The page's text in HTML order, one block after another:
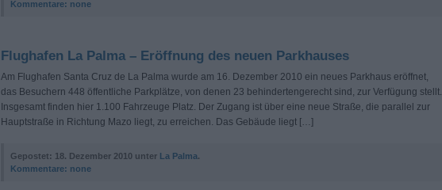
Kommentare: none
Flughafen La Palma – Eröffnung des neuen Parkhauses
Am Flughafen Santa Cruz de La Palma wurde am 16. Dezember 2010 ein neues Parkhaus eröffnet,
das Besuchern 448 öffentliche Parkplätze, von denen 23 behindertengerecht sind, zur Verfügung stellt.
Insgesamt finden hier 1.100 Fahrzeuge Platz. Der Zugang ist über eine neue Straße, die parallel zur
Hauptstraße in Richtung Mazo liegt, zu erreichen. Das Gebäude liegt […]
Gepostet: 18. Dezember 2010 unter La Palma.
Kommentare: none